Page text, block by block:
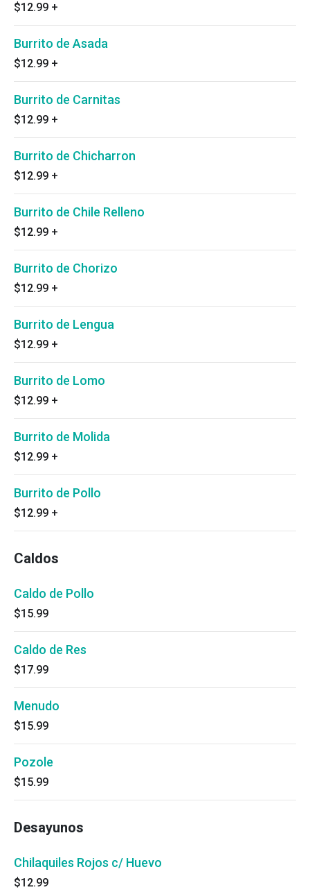
$12.99 +
Burrito de Asada
$12.99 +
Burrito de Carnitas
$12.99 +
Burrito de Chicharron
$12.99 +
Burrito de Chile Relleno
$12.99 +
Burrito de Chorizo
$12.99 +
Burrito de Lengua
$12.99 +
Burrito de Lomo
$12.99 +
Burrito de Molida
$12.99 +
Burrito de Pollo
$12.99 +
Caldos
Caldo de Pollo
$15.99
Caldo de Res
$17.99
Menudo
$15.99
Pozole
$15.99
Desayunos
Chilaquiles Rojos c/ Huevo
$12.99